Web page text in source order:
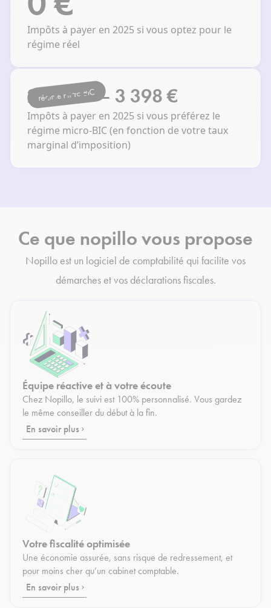
Impôts à payer en 2025 si vous optez pour le
régime réel
régime micro-BIC
2 266 € — 3 398 €
Impôts à payer en 2025 si vous préférez le
régime micro-BIC (en fonction de votre taux
marginal d’imposition)
Ce que nopillo vous propose
Nopillo est un logiciel de comptabilité qui facilite vos
démarches et vos déclarations fiscales.
Équipe réactive et à votre écoute
Chez Nopillo, le suivi est 100% personnalisé. Vous gardez
le même conseiller du début à la fin.
En savoir plus
Votre fiscalité optimisée
Une économie assurée, sans risque de redressement, et
pour moins cher qu’un cabinet comptable.
En savoir plus